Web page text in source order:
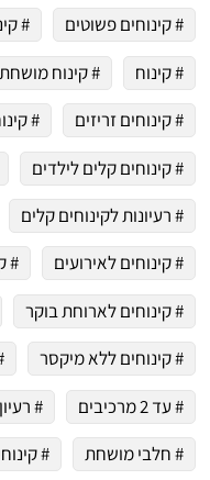
# קינוחים פשוטים
#
# קינוח
# קינוח מושחת
# קינוחים זריזים
#
# קינוחים קלים לילדים
# רעיונות לקינוחים קלים
# קינוחים לאירועים
#
# קינוחים לארוחת בוקר
# קינוחים ללא מיקסר
# עד 2 מרכיבים
#
# חלבי מושחת
#